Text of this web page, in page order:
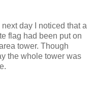
next day I noticed that a
flag had been put on
tower. Though
the whole tower was